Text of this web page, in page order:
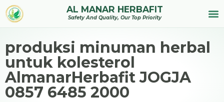
AL MANAR HERBAFIT
Safety And Quality, Our Top Priority
produksi minuman herbal
untuk kolesterol
AlmanarHerbafit JOGJA
0857 6485 2000